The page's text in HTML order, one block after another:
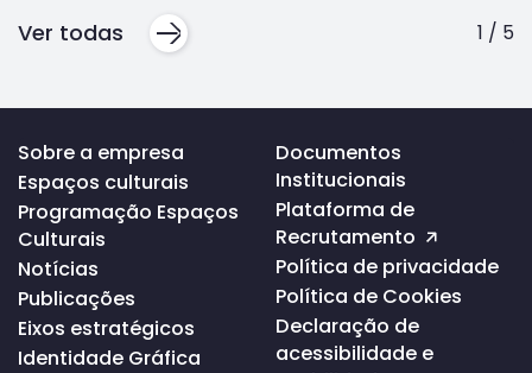
1 / 5
Ver todas
Voltar
ao
topo
da
página
Sobre a empresa
Espaços culturais
Programação Espaços
Culturais
Notícias
Publicações
Eixos estratégicos
Identidade Gráfica
Documentos
Institucionais
Plataforma de
Recrutamento
Política de privacidade
Política de Cookies
Declaração de
acessibilidade e